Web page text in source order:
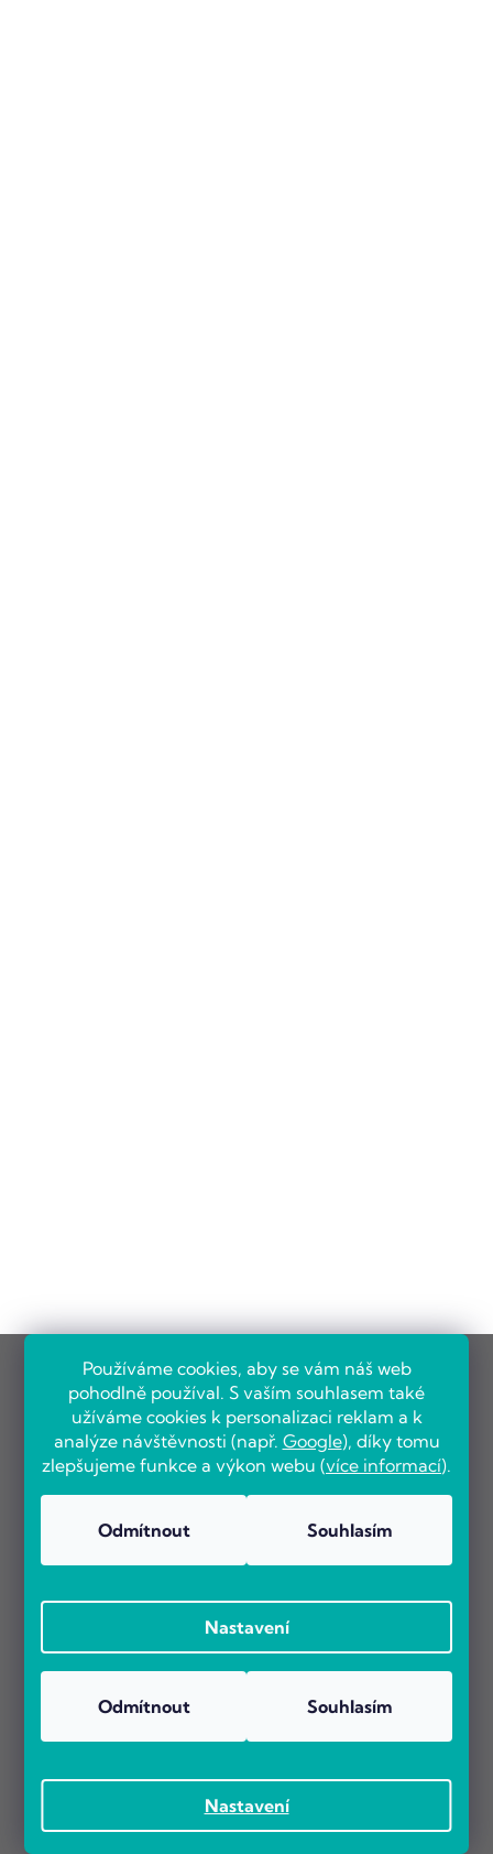
Používáme cookies, aby se vám náš web
pohodlně používal. S vaším souhlasem také
užíváme cookies k personalizaci reklam a k
analýze návštěvnosti (např. Google), díky tomu
zlepšujeme funkce a výkon webu (více informací).
Nastavení
Odmítnout Souhlasím
Nastavení
Odmítnout Souhlasím